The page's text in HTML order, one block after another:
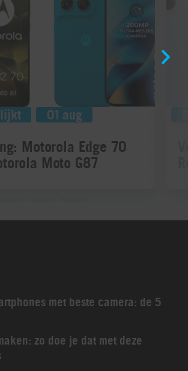
01 aug
Motorola Edge 70
Moto G87
met beste camera: de 5
zo doe je dat met deze